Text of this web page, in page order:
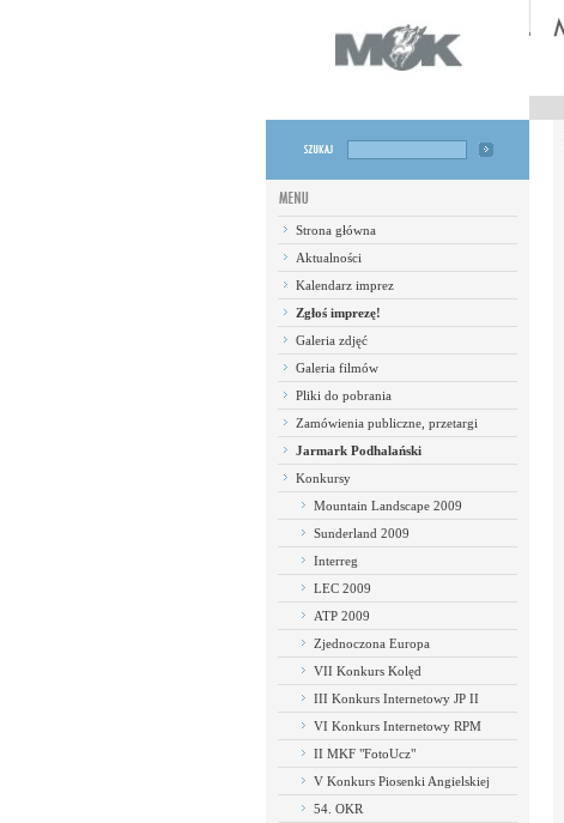
Strona główna
Aktualności
Kalendarz imprez
Zgłoś imprezę!
Galeria zdjęć
Galeria filmów
Pliki do pobrania
Zamówienia publiczne, przetargi
Jarmark Podhalański
Konkursy
Mountain Landscape 2009
Sunderland 2009
Interreg
LEC 2009
ATP 2009
Zjednoczona Europa
VII Konkurs Kolęd
III Konkurs Internetowy JP II
VI Konkurs Internetowy RPM
II MKF "FotoUcz"
V Konkurs Piosenki Angielskiej
54. OKR